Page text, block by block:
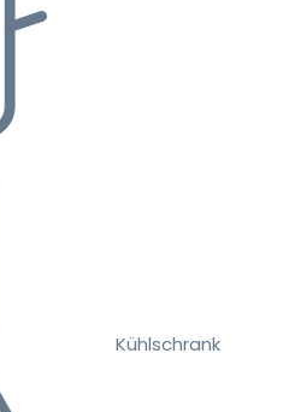
Kühlschrank